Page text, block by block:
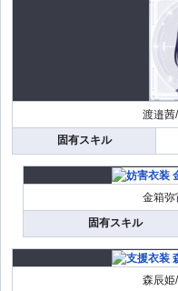
渡邉茜
固有スキル
金箱弥
固有スキル
森辰姫